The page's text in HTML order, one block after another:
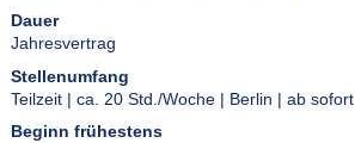
Dauer
Jahresvertrag
Stellenumfang
Teilzeit | ca. 20 Std./Woche | Berlin | ab sofort
Beginn frühestens